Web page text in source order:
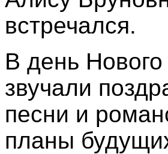
встречался.
В день
звучали
песни и
планы